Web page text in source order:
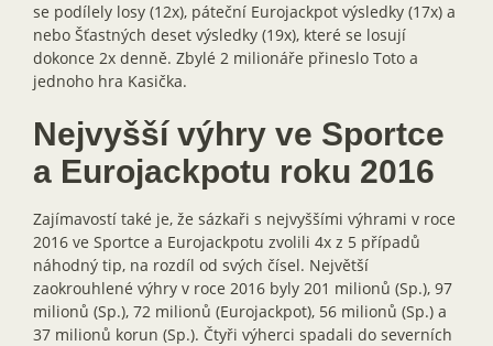
se podílely losy (12x), páteční Eurojackpot výsledky (17x) a
nebo Šťastných deset výsledky (19x), které se losují
dokonce 2x denně. Zbylé 2 milionáře přineslo Toto a
jednoho hra Kasička.
Nejvyšší výhry ve Sportce
a Eurojackpotu roku 2016
Zajímavostí také je, že sázkaři s nejvyššími výhrami v roce
2016 ve Sportce a Eurojackpotu zvolili 4x z 5 případů
náhodný tip, na rozdíl od svých čísel. Největší
zaokrouhlené výhry v roce 2016 byly 201 milionů (Sp.), 97
milionů (Sp.), 72 milionů (Eurojackpot), 56 milionů (Sp.) a
37 milionů korun (Sp.). Čtyři výherci spadali do severních